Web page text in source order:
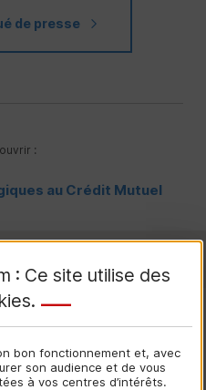
de presse
:
au Crédit Mutuel
: Ce site utilise des
.
bon fonctionnement et, avec
son audience et de vous
à vos centres d’intérêts.